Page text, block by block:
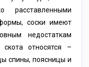
соски имеют
недостаткам
скота относятся –
спины, поясницы и